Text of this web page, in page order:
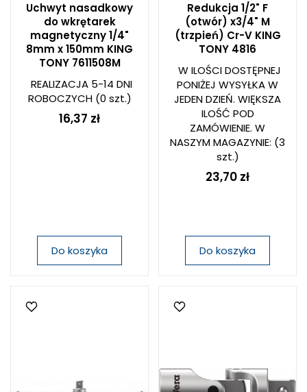
Uchwyt nasadkowy
do wkrętarek
magnetyczny 1/4"
8mm x 150mm KING
TONY 7611508M
REALIZACJA 5-14 DNI
ROBOCZYCH(0 szt.)
16,37 zł
Do koszyka
Redukcja 1/2" F
(otwór) x3/4" M
(trzpień) Cr-V KING
TONY 4816
W ILOŚCI DOSTĘPNEJ
PONIŻEJ WYSYŁKA W
JEDEN DZIEŃ. WIĘKSZA
ILOŚĆ POD
ZAMÓWIENIE. W
NASZYM MAGAZYNIE: (3
szt.)
23,70 zł
Do koszyka